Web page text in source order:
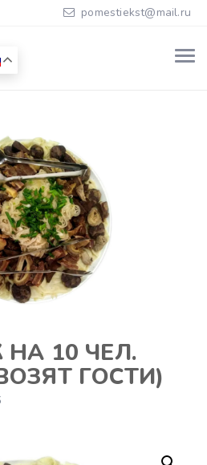
pomestiekst@mail.ru
10 ЧЕЛ.
ГОСТИ)